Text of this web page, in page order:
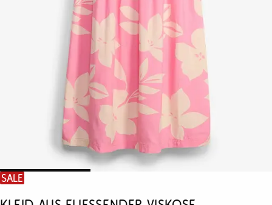
SALE